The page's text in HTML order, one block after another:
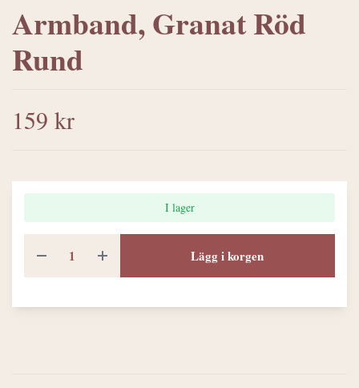
Armband, Granat Röd
Rund
159 kr
I lager
Lägg i korgen